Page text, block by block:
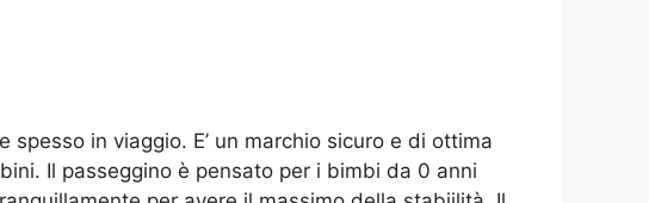
spesso in viaggio. E’ un marchio sicuro e di ottima
Il passeggino è pensato per i bimbi da 0 anni